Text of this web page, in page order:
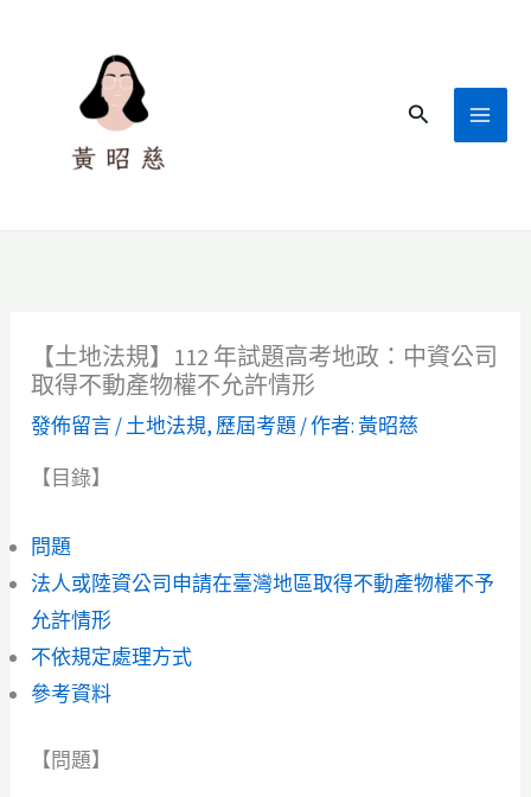
搜
【土地法規】112 年試題高考地政：中資公司
取得不動產物權不允許情形
發佈留言/土地法規, 歷屆考題 / 作者:黃昭慈
【目錄】
問題
法人或陸資公司申請在臺灣地區取得不動產物權不予
允許情形
不依規定處理方式
參考資料
【問題】